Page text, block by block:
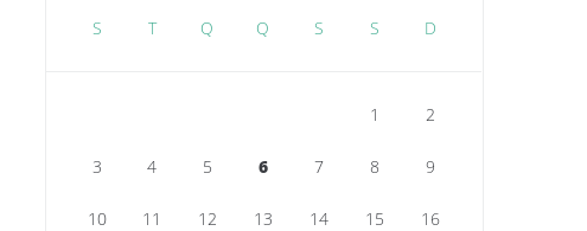
S T Q Q S S D
1 2
3 4 5 6 7 8 9
10 11 12 13 14 15 16